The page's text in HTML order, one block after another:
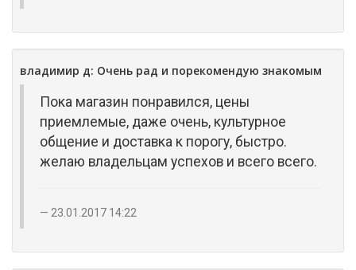
владимир д: Очень рад и порекомендую знакомым
Пока магазин понравился, цены
приемлемые, даже очень, культурное
общение и доставка к порогу, быстро.
желаю владельцам успехов и всего всего.
23.01.2017 14:22